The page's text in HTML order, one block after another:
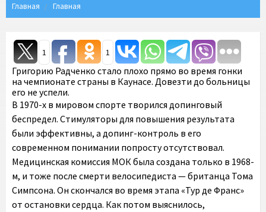
Главная Главная
1 1
Григорию Радченко стало плохо прямо во время гонки
на чемпионате страны в Каунасе. Довезти до больницы
его не успели.
В 1970-х в мировом спорте творился допинговый
беспредел. Стимуляторы для повышения результата
были эффективны, а допинг-контроль в его
современном понимании попросту отсутствовал.
Медицинская комиссия МОК была создана только в 1968-
м, и тоже после смерти велосипедиста — британца Тома
Симпсона. Он скончался во время этапа «Тур де Франс»
от остановки сердца. Как потом выяснилось,